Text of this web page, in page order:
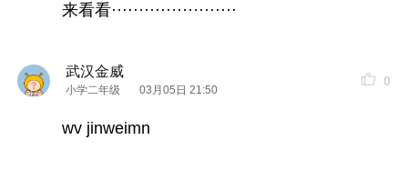
来看看·······················
武汉金威
小学二年级 03月05日 21:50
0
wv jinweimn